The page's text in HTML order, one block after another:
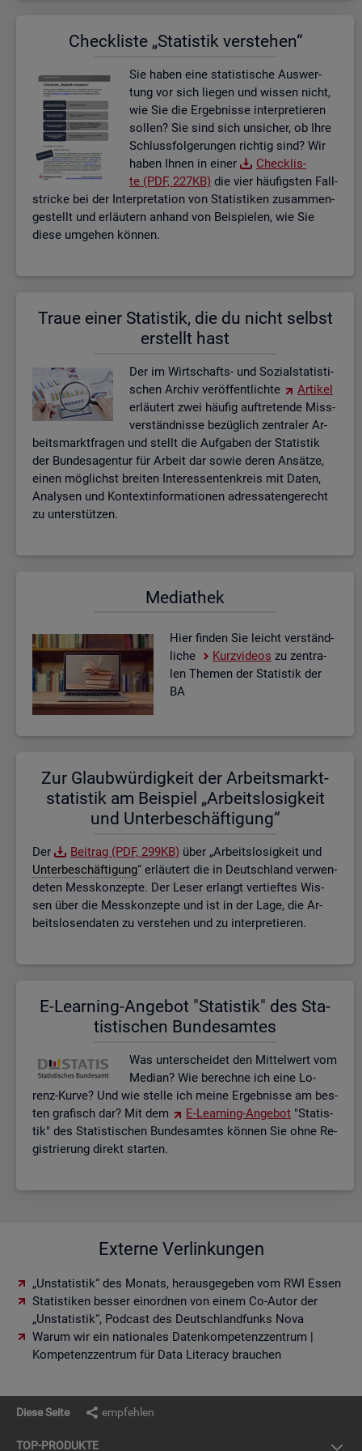
Check­lis­te „Sta­tis­tik ver­ste­hen“
Sie haben eine sta­tis­ti­sche Aus­wer­
tung vor sich lie­gen und wis­sen nicht,
wie Sie die Er­geb­nis­se in­ter­pre­tie­ren
sol­len? Sie sind sich un­si­cher, ob Ihre
Schluss­fol­ge­run­gen rich­tig sind? Wir
haben Ihnen in einer
Check­lis­
te (PDF, 227KB) die vier häu­figs­ten Fall­
stri­cke bei der In­ter­pre­ta­ti­on von Sta­tis­ti­ken zu­sam­men­
ge­stellt und er­läu­tern an­hand von Bei­spie­len, wie Sie
diese um­ge­hen kön­nen.
Traue einer Sta­tis­tik, die du nicht selbst
er­stellt hast
Der im Wirt­schafts- und So­zi­al­sta­tis­ti­
schen Ar­chiv ver­öf­fent­lich­te
Ar­ti­kel
er­läu­tert zwei häu­fig auf­tre­ten­de Miss­
ver­ständ­nis­se be­züg­lich zen­tra­ler Ar­
beits­markt­fra­gen und stellt die Auf­ga­ben der Sta­tis­tik
der Bun­des­agen­tur für Ar­beit dar sowie deren An­sät­ze,
einen mög­lichst brei­ten In­ter­es­sen­ten­kreis mit Daten,
Ana­ly­sen und Kon­text­in­for­ma­tio­nen adres­sa­ten­ge­recht
zu un­ter­stüt­zen.
Me­dia­thek
Hier fin­den Sie leicht ver­ständ­
li­che
Kurz­vi­de­os zu zen­tra­
len The­men der Sta­tis­tik der
BA
Zur Glaub­wür­dig­keit der Ar­beits­markt­
sta­tis­tik am Bei­spiel „Ar­beits­lo­sig­keit
und Un­ter­be­schäf­ti­gung“
Der Bei­trag (PDF, 299KB) über „Ar­beits­lo­sig­keit und
Un­ter­be­schäf­ti­gung“ er­läu­tert die in Deutsch­land ver­wen­
de­ten Mess­kon­zep­te. Der Leser er­langt ver­tief­tes Wis­
sen über die Mess­kon­zep­te und ist in der Lage, die Ar­
beits­lo­sen­da­ten zu ver­ste­hen und zu in­ter­pre­tie­ren.
E-Lear­ning-An­ge­bot "Sta­tis­tik" des Sta­
tis­ti­schen Bun­des­am­tes
Was un­ter­schei­det den Mit­tel­wert vom
Me­di­an? Wie be­rech­ne ich eine Lo­
renz-Kurve? Und wie stel­le ich meine Er­geb­nis­se am bes­
ten gra­fisch dar? Mit dem
E-Lear­ning-An­ge­bot "Sta­tis­
tik" des Sta­tis­ti­schen Bun­des­am­tes kön­nen Sie ohne Re­
gis­trie­rung di­rekt star­ten.
Externe Verlinkungen
„Unstatistik“ des Monats, herausgegeben vom RWI Essen
Statistiken besser einordnen von einem Co-Autor der
„Unstatistik“, Podcast des Deutschlandfunks Nova
Warum wir ein nationales Datenkompetenzzentrum |
Kompetenzzentrum für Data Literacy brauchen
Diese Seite empfehlen
TOP-PRO­DUK­TE